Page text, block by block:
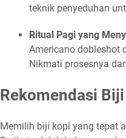
teknik penyeduhan
Ritual Pagi yang
Americano dobleshot
Nikmati prosesnya
Rekomendasi
Memilih biji kopi yang tepat